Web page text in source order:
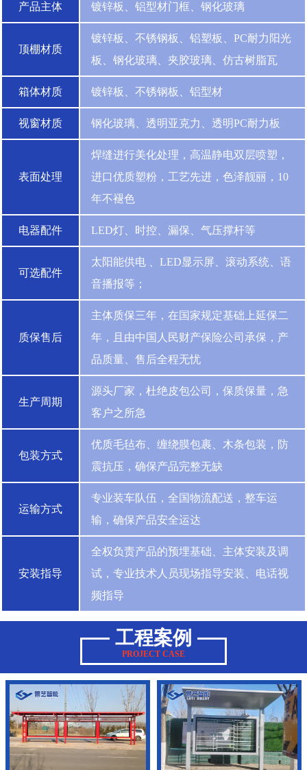
产品主体 镀锌板、铝型材门框、钢化玻璃
顶棚材质
镀锌板、不锈钢板、铝塑板、PC耐力阳光
板、钢化玻璃、夹胶玻璃、仿古树脂瓦
箱体材质 镀锌板、不锈钢板、铝型材
视窗材质 钢化玻璃、透明亚克力、透明PC耐力板
表面处理
焊缝进行美化处理，高温静电双层喷塑，
进口优质塑粉，工艺先进，色泽靓丽，10
年不褪色
电器配件 LED灯、时控、漏保、气压撑杆等
可选配件
太阳能供电 、LED显示屏、滚动系统、语
音播报等；
质保售后
主体质保三年，在国家规定基础上延保二
年，且由中国人民财产保险公司承保，产
品质量、售后全程无忧
生产周期
源头厂家，杜绝皮包公司，保质保量，急
客户之所急
包装方式
优质毛毡布、缠绕膜包裹、木条包装，防
震抗压，确保产品完整无缺
运输方式
专业装车队伍，全国物流配送，整车运
输，确保产品安全运达
安装指导
全权负责产品的预埋基础、主体安装及调
试，专业技术人员现场指导安装、电话视
频指导
工程案例
PROJECT CASE